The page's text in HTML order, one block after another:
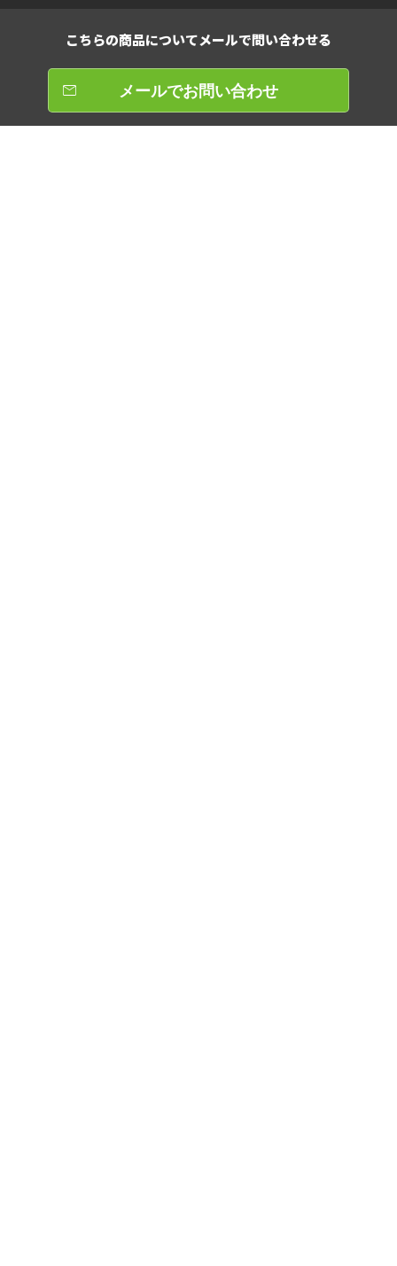
こちらの商品についてメールで問い合わせる
メールでお問い合わせ